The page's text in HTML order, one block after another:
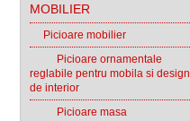
MOBILIER
Picioare mobilier
Picioare ornamentale
reglabile pentru mobila si design
de interior
Picioare masa